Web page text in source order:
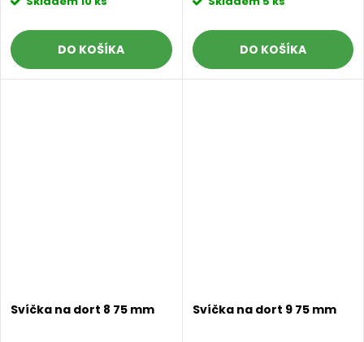
DO KOŠÍKA DO KOŠÍKA
Svíčka na dort 8 75 mm Svíčka na dort 9 75 mm